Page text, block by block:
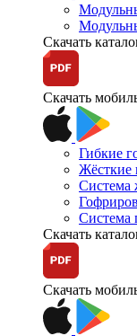
Скачать
Скачать
Гибкие
Жёсткие
Система
Система
Скачать
Скачать